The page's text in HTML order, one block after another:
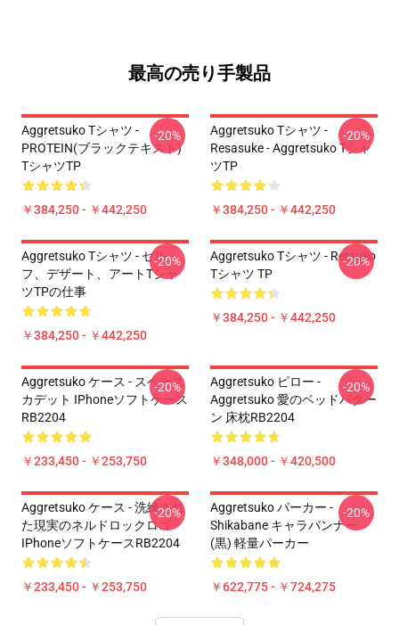
最高の売り手製品
Aggretsuko Tシャツ -
PROTEIN(ブラックテキスト)
TシャツTP
￥384,250 - ￥442,250
-20%
Aggretsuko Tシャツ -
Resasuke - Aggretsuko Tシャ
ツTP
￥384,250 - ￥442,250
-20%
Aggretsuko Tシャツ - セル
フ、デザート、アートTシャ
ツTPの仕事
￥384,250 - ￥442,250
-20%
Aggretsuko Tシャツ - Retsuko
Tシャツ TP
￥384,250 - ￥442,250
-20%
Aggretsuko ケース - スペース
カデット IPhoneソフトケース
RB2204
￥233,450 - ￥253,750
-20%
Aggretsuko ピロー -
Aggretsuko 愛のベッドパター
ン 床枕RB2204
￥348,000 - ￥420,500
-20%
Aggretsuko ケース - 洗練され
た現実のネルドロックロゴ
IPhoneソフトケースRB2204
￥233,450 - ￥253,750
-20%
Aggretsuko パーカー -
Shikabane キャラバンナー
(黒) 軽量パーカー
￥622,775 - ￥724,275
-20%